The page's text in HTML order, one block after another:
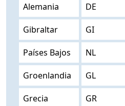
Alemania DE
Gibraltar GI
Países Bajos NL
Groenlandia GL
Grecia GR